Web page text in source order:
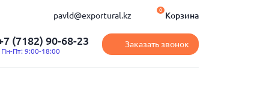
pavld@exportural.kz Корзина
0
(7182) 90-68-23
Пн-Пт: 9:00-18:00
Заказать звонок